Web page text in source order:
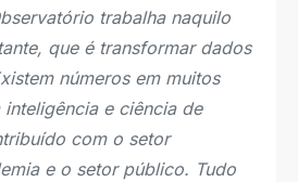
trabalha naquilo
que é transformar dados
números em muitos
e ciência de
com o setor
e o setor público. Tudo